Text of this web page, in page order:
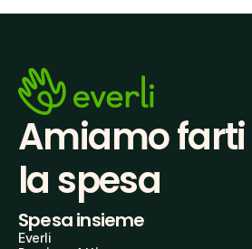
Amiamo farti
la spesa
Spesa insieme
Everli